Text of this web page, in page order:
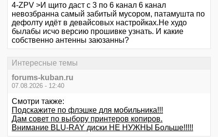
4-ZPV >И щито даст с 3 по 6 канал 6 канал
невозбранна самый забитый мусором, патамушта по
дефолту идёт в девайсовых настройках.Не худо
былабы исчо версию прошивке узнать. И какие
собственно антенны заюзанны?
Интересные темы
forums-kuban.ru
07.08.2026 - 12:40
Смотри также:
Подскажите по флэшке для мобильника!!!
Дам совет по выбору принтеров копиров.
Внимание BLU-RAY диски НЕ НУЖНЫ Больше!!!!!